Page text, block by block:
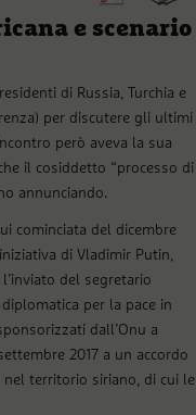
e scenario
di Russia, Turchia e
per discutere gli ultimi
però aveva la sua
il cosiddetto “processo di
annunciando.
cominciata del dicembre
di Vladimir Putin,
l’inviato del segretario
per la pace in
dall’Onu a
2017 a un accordo
territorio siriano, di cui le